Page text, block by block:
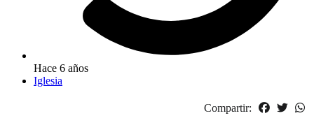
Hace 6 años
Iglesia
Compartir: